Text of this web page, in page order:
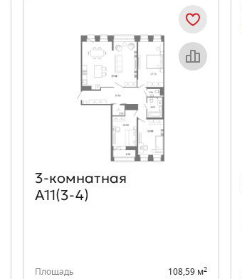
Объект месяца
3‑комнатная
А11(3-4)
Площадь 108,59 м2